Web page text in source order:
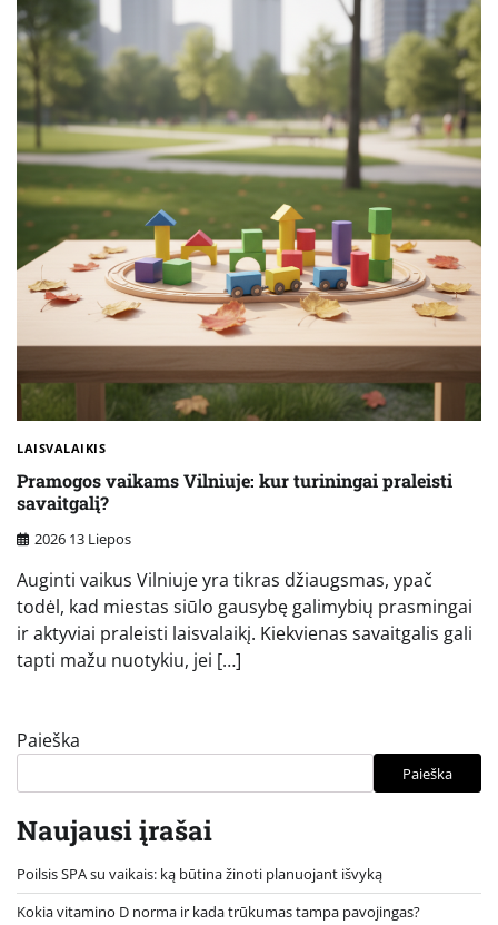
LAISVALAIKIS
Pramogos vaikams Vilniuje: kur turiningai praleisti
savaitgalį?
2026 13 Liepos
Auginti vaikus Vilniuje yra tikras džiaugsmas, ypač
todėl, kad miestas siūlo gausybę galimybių prasmingai
ir aktyviai praleisti laisvalaikį. Kiekvienas savaitgalis gali
tapti mažu nuotykiu, jei […]
Paieška
Paieška
Naujausi įrašai
Poilsis SPA su vaikais: ką būtina žinoti planuojant išvyką
Kokia vitamino D norma ir kada trūkumas tampa pavojingas?